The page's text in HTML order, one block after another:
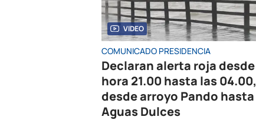
VIDEO
COMUNICADO PRESIDENCIA
Declaran alerta roja
hora 21.00 hasta las 04.00,
desde arroyo Pando hasta
Aguas Dulces